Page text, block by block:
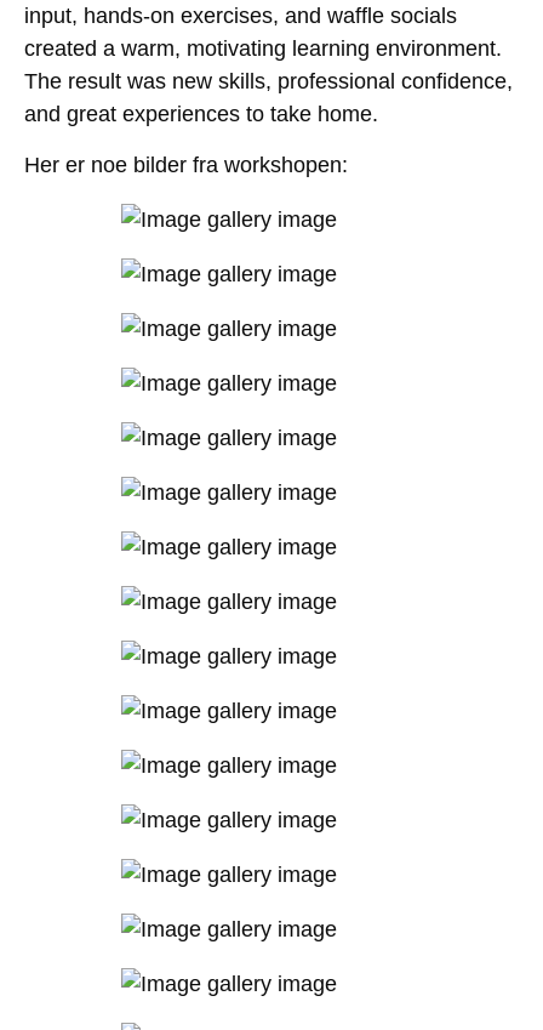
input, hands-on exercises, and waffle socials
created a warm, motivating learning environment.
The result was new skills, professional confidence,
and great experiences to take home.
Her er noe bilder fra workshopen: